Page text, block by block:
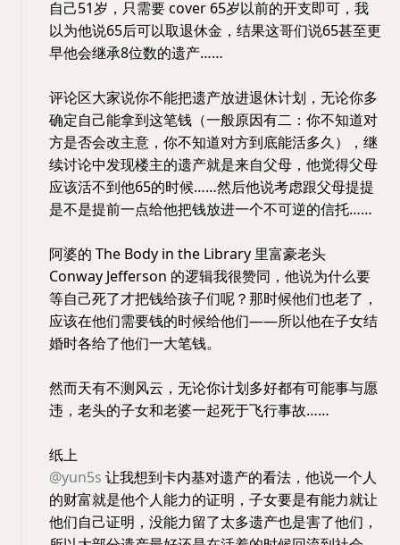
自己51岁，只需要 cover 65岁以前的开支即可，我
以为他说65后可以取退休金，结果这哥们说65甚至更
早他会继承8位数的遗产……
评论区大家说你不能把遗产放进退休计划，无论你多
确定自己能拿到这笔钱（一般原因有二：你不知道对
方是否会改主意，你不知道对方到底能活多久），继
续讨论中发现楼主的遗产就是来自父母，他觉得父母
应该活不到他65的时候……然后他说考虑跟父母提提
是不是提前一点给他把钱放进一个不可逆的信托……
阿婆的 The Body in the Library 里富豪老头
Conway Jefferson 的逻辑我很赞同，他说为什么要
等自己死了才把钱给孩子们呢？那时候他们也老了，
应该在他们需要钱的时候给他们——所以他在子女结
婚时各给了他们一大笔钱。
然而天有不测风云，无论你计划多好都有可能事与愿
违，老头的子女和老婆一起死于飞行事故……
纸上
@yun5s 让我想到卡内基对遗产的看法，他说一个人
的财富就是他个人能力的证明，子女要是有能力就让
他们自己证明，没能力留了太多遗产也是害了他们，